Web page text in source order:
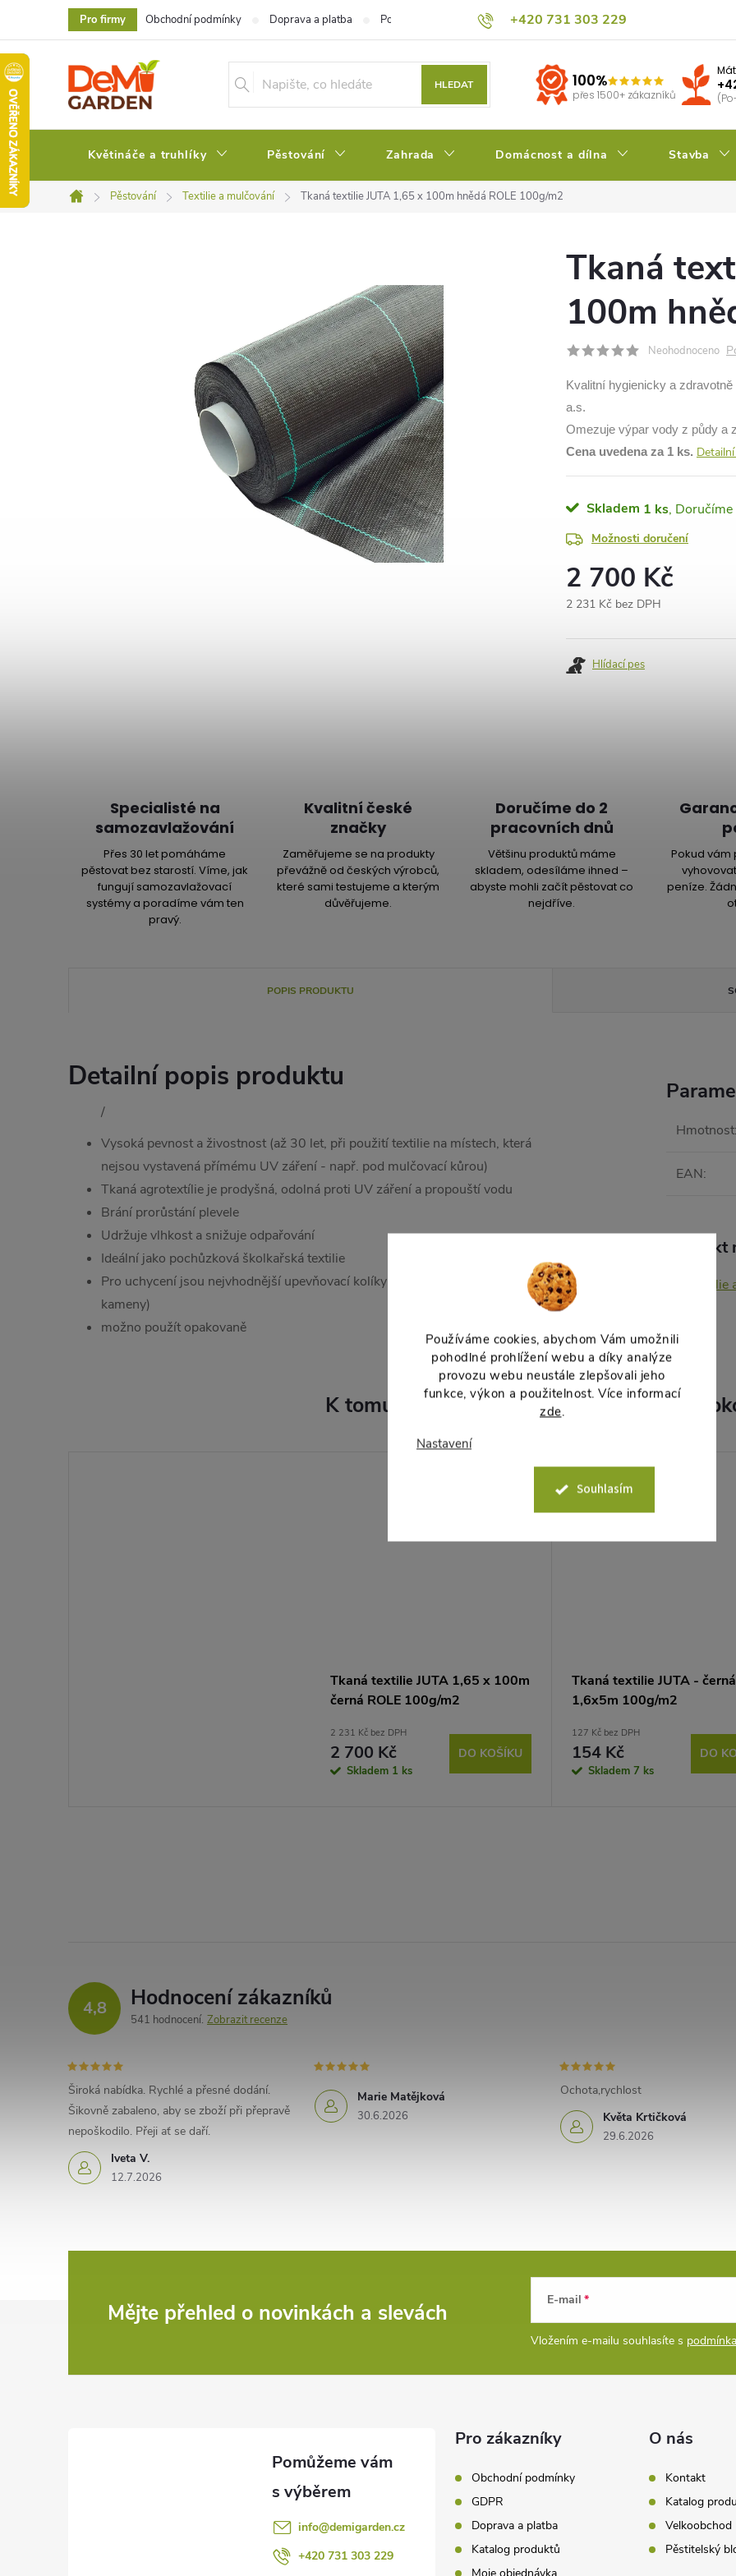
Používáme cookies, abychom Vám umožnili
pohodlné prohlížení webu a díky analýze
provozu webu neustále zlepšovali jeho
funkce, výkon a použitelnost. Více informací
zde.
Nastavení
Souhlasím
obsah
+420 731 303 229
Pro firmy Obchodní podmínky Doprava a platba Podmínky ochrany osobních údajů Pěstitelský blog
HLEDAT 100%
přes 1500+ zákazníků
Květináče a truhlíky Pěstování Zahrada Domácnost a dílna Stavba
Domů
Pěstování Textilie a mulčování Tkaná textilie JUTA 1,65 x 100m hnědá ROLE 100g/m2
Tkaná
100m
Neohodnoceno
Kvalitní hygienicky a
a.s.
Omezuje výpar vody z půdy a
Cena uvedena za 1 ks.
Skladem 1 ks
Možnosti doručení
2 700 Kč
2 231 Kč bez DPH
cena:
Hlídací pes
Specialisté na
samozavlažování
Přes 30 let pomáháme
pěstovat bez starostí. Víme, jak
fungují samozavlažovací
systémy a poradíme vám ten
pravý.
Kvalitní české
značky
Zaměřujeme se na produkty
převážně od českých výrobců,
které sami testujeme a kterým
důvěřujeme.
Doručíme do 2
pracovních dnů
Většinu produktů máme
skladem, odesíláme ihned –
abyste mohli začít pěstovat co
nejdříve.
Pokud vám
peníze.
POPIS PRODUKTU
Detailní popis produktu
/
Vysoká pevnost a živostnost (až 30 let, při použití textilie na místech, která
nejsou vystavená přímému UV záření - např. pod mulčovací kůrou)
Tkaná agrotextílie je prodyšná, odolná proti UV záření a propouští vodu
Brání prorůstání plevele
Udržuje vlhkost a snižuje odpařování
Ideální jako pochůzková školkařská textilie
Pro uchycení jsou nejvhodnější upevňovací kolíky (nevhodné je zatížení
kameny)
možno použít opakovaně
Hmotnost
EAN:
K tomuto produktu doporučujeme ještě
Tkaná textilie JUTA 1,65 x 100m
černá ROLE 100g/m2
2 231 Kč bez DPH
2 700 Kč
Skladem 1 ks
DO KOŠÍKU
Tkaná textilie JUTA - černá
1,6x5m 100g/m2
127 Kč bez DPH
154 Kč
Skladem 7 ks
DO
4,8 Hodnocení zákazníků
541 hodnocení Zobrazit recenze
Iveta V.
12.7.2026
Široká nabídka. Rychlé a přesné dodání.
Šikovně zabaleno, aby se zboží při přepravě
nepoškodilo. Přeji ať se daří.
Marie Matějková
30.6.2026 Květa Krtičková
29.6.2026
Ochota,rychlost
Mějte přehled o novinkách a slevách E-mail
Vložením e-mailu souhlasíte s
info@demigarden.cz
+420 731 303 229
Pro zákazníky
Obchodní podmínky
GDPR
Doprava a platba
Katalog produktů
O nás
Kontakt
Katalog
Velkoobchod
Pěstitelský